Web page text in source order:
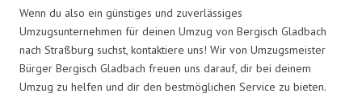
Wenn du also ein günstiges und zuverlässiges
Umzugsunternehmen für deinen Umzug von Bergisch Gladbach
nach Straßburg suchst, kontaktiere uns! Wir von Umzugsmeister
Bürger Bergisch Gladbach freuen uns darauf, dir bei deinem
Umzug zu helfen und dir den bestmöglichen Service zu bieten.